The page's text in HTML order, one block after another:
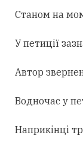
Станом на
У петиції
Автор
Водночас у
Наприкінці